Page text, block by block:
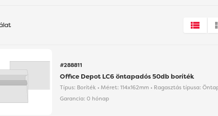
#288811
Office Depot LC6 öntapadós 50db boríték
Típus: Boríték • Méret: 114x162mm • Ragasztás típusa:
Garancia: 0 hónap